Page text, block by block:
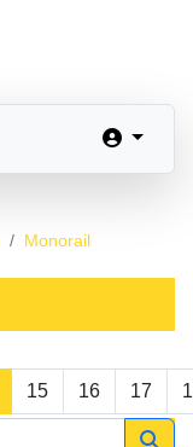
Monorail
15 16 17